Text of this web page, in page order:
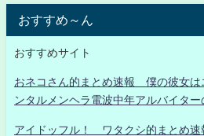
おすすめ～ん
おすすめサイト
おネコさん的まとめ速報 僕の彼女は
ンタルメンヘラ電波中年アルバイタ
アイドッフル！ ワタクシ的まとめ